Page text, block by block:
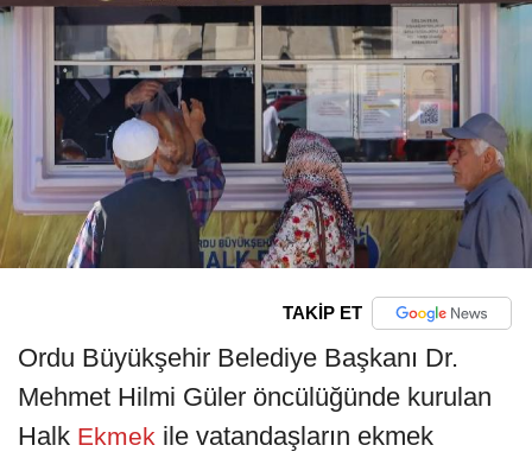
TAKİP ET
Ordu Büyükşehir Belediye Başkanı Dr.
Mehmet Hilmi Güler öncülüğünde kurulan
Halk Ekmek ile vatandaşların ekmek